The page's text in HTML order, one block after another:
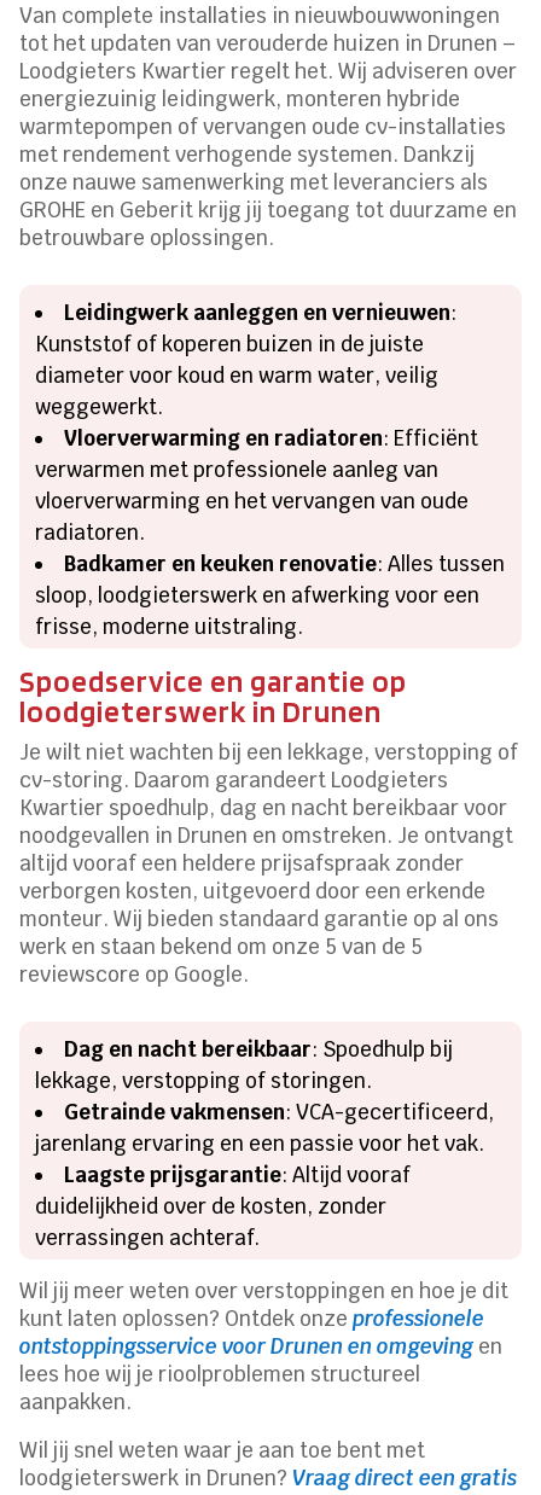
Van complete installaties in nieuwbouwwoningen
tot het updaten van verouderde huizen in Drunen –
Loodgieters Kwartier regelt het. Wij adviseren over
energiezuinig leidingwerk, monteren hybride
warmtepompen of vervangen oude cv-installaties
met rendement verhogende systemen. Dankzij
onze nauwe samenwerking met leveranciers als
GROHE en Geberit krijg jij toegang tot duurzame en
betrouwbare oplossingen.
Leidingwerk aanleggen en vernieuwen:
Kunststof of koperen buizen in de juiste
diameter voor koud en warm water, veilig
weggewerkt.
Vloerverwarming en radiatoren: Efficiënt
verwarmen met professionele aanleg van
vloerverwarming en het vervangen van oude
radiatoren.
Badkamer en keuken renovatie: Alles tussen
sloop, loodgieterswerk en afwerking voor een
frisse, moderne uitstraling.
Spoedservice en garantie op
loodgieterswerk in Drunen
Je wilt niet wachten bij een lekkage, verstopping of
cv-storing. Daarom garandeert Loodgieters
Kwartier spoedhulp, dag en nacht bereikbaar voor
noodgevallen in Drunen en omstreken. Je ontvangt
altijd vooraf een heldere prijsafspraak zonder
verborgen kosten, uitgevoerd door een erkende
monteur. Wij bieden standaard garantie op al ons
werk en staan bekend om onze 5 van de 5
reviewscore op Google.
Dag en nacht bereikbaar: Spoedhulp bij
lekkage, verstopping of storingen.
Getrainde vakmensen: VCA-gecertificeerd,
jarenlang ervaring en een passie voor het vak.
Laagste prijsgarantie: Altijd vooraf
duidelijkheid over de kosten, zonder
verrassingen achteraf.
Wil jij meer weten over verstoppingen en hoe je dit
kunt laten oplossen? Ontdek onzeprofessionele
ontstoppingsservice voor Drunen en omgeving en
lees hoe wij je rioolproblemen structureel
aanpakken.
Wil jij snel weten waar je aan toe bent met
loodgieterswerk in Drunen? Vraag direct een gratis